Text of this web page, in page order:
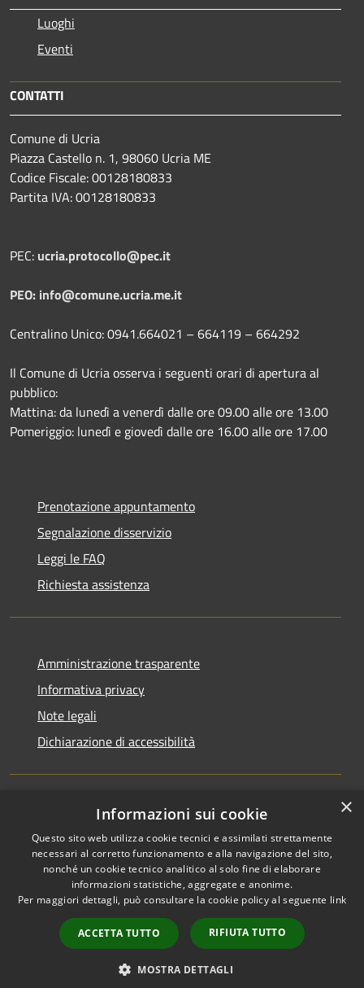
Luoghi
Eventi
CONTATTI
Comune di Ucria
Piazza Castello n. 1, 98060 Ucria ME
Codice Fiscale: 00128180833
Partita IVA: 00128180833
PEC: ucria.protocollo@pec.it
PEO: info@comune.ucria.me.it
Centralino Unico: 0941.664021 – 664119 – 664292
Il Comune di Ucria osserva i seguenti orari di apertura al
pubblico:
Mattina: da lunedì a venerdì dalle ore 09.00 alle ore 13.00
Pomeriggio: lunedì e giovedì dalle ore 16.00 alle ore 17.00
Prenotazione appuntamento
Segnalazione disservizio
Leggi le FAQ
Richiesta assistenza
Amministrazione trasparente
Informativa privacy
Note legali
Dichiarazione di accessibilità
Accessibilità
Privacy
Mappa del sito
Area riservata
Lettura webmail
Copyright © 2026 • Comune di
Ucria • Powered by
Municipium• Accesso
redazione
×
Informazioni sui cookie
Questo sito web utilizza cookie tecnici e assimilati strettamente
necessari al corretto funzionamento e alla navigazione del sito,
nonché un cookie tecnico analitico al solo fine di elaborare
informazioni statistiche, aggregate e anonime.
Per maggiori dettagli, può consultare la cookie policy al seguente link
ACCETTA TUTTO RIFIUTA TUTTO
MOSTRA DETTAGLI